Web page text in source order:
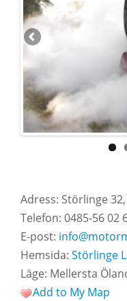
Adress: Störlinge
Telefon: 0485-56 02
E-post:
Hemsida: Störlinge
Läge: Mellersta
Add to My Map